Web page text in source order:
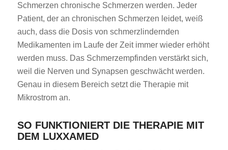
Schmerzen chronische Schmerzen werden. Jeder
Patient, der an chronischen Schmerzen leidet, weiß
auch, dass die Dosis von schmerzlindernden
Medikamenten im Laufe der Zeit immer wieder erhöht
werden muss. Das Schmerzempfinden verstärkt sich,
weil die Nerven und Synapsen geschwächt werden.
Genau in diesem Bereich setzt die Therapie mit
Mikrostrom an.
SO FUNKTIONIERT DIE THERAPIE MIT
DEM LUXXAMED